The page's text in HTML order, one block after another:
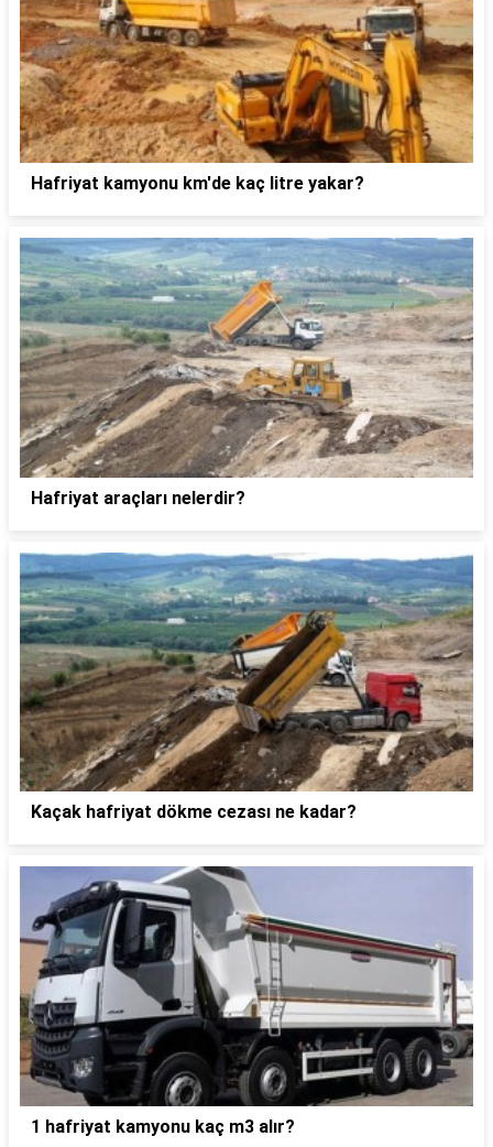
Hafriyat kamyonu km'de kaç litre yakar?
Hafriyat araçları nelerdir?
Kaçak hafriyat dökme cezası ne kadar?
1 hafriyat kamyonu kaç m3 alır?